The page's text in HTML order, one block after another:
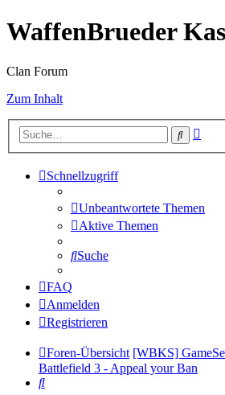
WaffenBrueder
Clan Forum
Zum Inhalt
Suche
Schnellzugriff
Unbeantwortete Themen
Aktive Themen
Suche
FAQ
Anmelden
Registrieren
Foren-Übersicht [WBKS]
Battlefield 3 - Appeal your Ban
Suche